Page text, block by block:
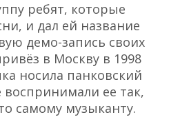
ребят, которые
и дал ей название
демо-запись своих
в Москву в 1998
носила панковский
воспринимали ее так,
самому музыканту.